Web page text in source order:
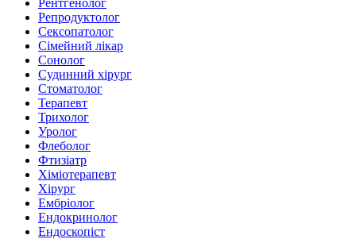
Репродуктолог
Сексопатолог
Сімейний лікар
Сонолог
Судинний хірург
Стоматолог
Терапевт
Трихолог
Уролог
Флеболог
Фтизіатр
Хіміотерапевт
Хірург
Ембріолог
Ендокринолог
Ендоскопіст